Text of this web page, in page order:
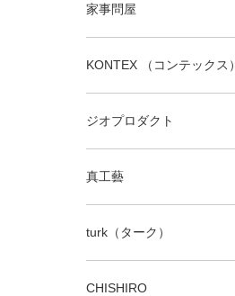
家事問屋
KONTEX （コンテックス）
ジオプロダクト
真工藝
turk（ターク）
CHISHIRO